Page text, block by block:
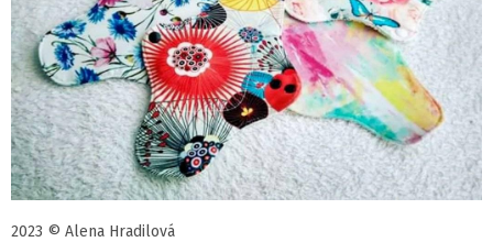
2023 © Alena Hradilová